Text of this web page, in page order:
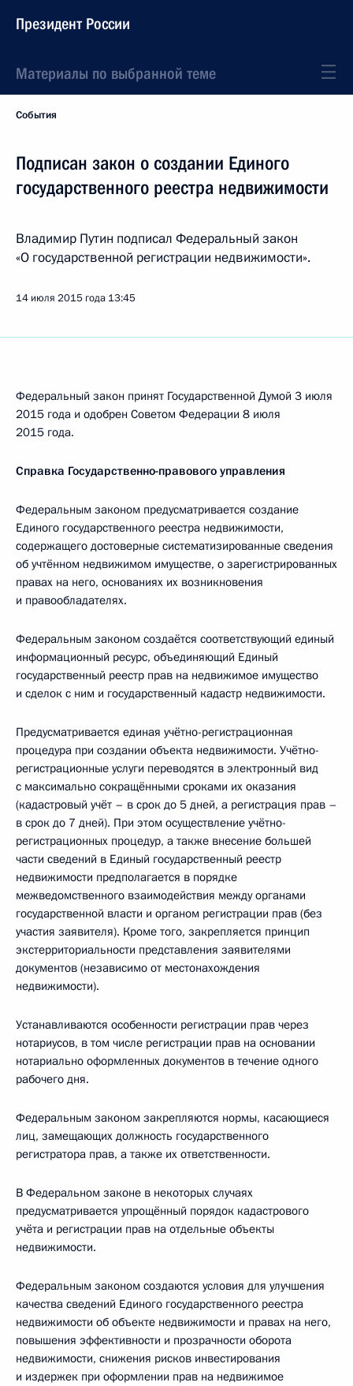
Президент России
Материалы по выбранной теме
События
Подписан закон о создании Единого
государственного реестра недвижимости
Владимир Путин подписал Федеральный закон
«О государственной регистрации недвижимости».
14 июля 2015 года 13:45
Федеральный закон принят Государственной Думой 3 июля
2015 года и одобрен Советом Федерации 8 июля
2015 года.
Справка Государственно-правового управления
Федеральным законом предусматривается создание
Единого государственного реестра недвижимости,
содержащего достоверные систематизированные сведения
об учтённом недвижимом имуществе, о зарегистрированных
правах на него, основаниях их возникновения
и правообладателях.
Федеральным законом создаётся соответствующий единый
информационный ресурс, объединяющий Единый
государственный реестр прав на недвижимое имущество
и сделок с ним и государственный кадастр недвижимости.
Предусматривается единая учётно-регистрационная
процедура при создании объекта недвижимости. Учётно-
регистрационные услуги переводятся в электронный вид
с максимально сокращёнными сроками их оказания
(кадастровый учёт – в срок до 5 дней, а регистрация прав –
в срок до 7 дней). При этом осуществление учётно-
регистрационных процедур, а также внесение большей
части сведений в Единый государственный реестр
недвижимости предполагается в порядке
межведомственного взаимодействия между органами
государственной власти и органом регистрации прав (без
участия заявителя). Кроме того, закрепляется принцип
экстерриториальности представления заявителями
документов (независимо от местонахождения
недвижимости).
Устанавливаются особенности регистрации прав через
нотариусов, в том числе регистрации прав на основании
нотариально оформленных документов в течение одного
рабочего дня.
Федеральным законом закрепляются нормы, касающиеся
лиц, замещающих должность государственного
регистратора прав, а также их ответственности.
В Федеральном законе в некоторых случаях
предусматривается упрощённый порядок кадастрового
учёта и регистрации прав на отдельные объекты
недвижимости.
Федеральным законом создаются условия для улучшения
качества сведений Единого государственного реестра
недвижимости об объекте недвижимости и правах на него,
повышения эффективности и прозрачности оборота
недвижимости, снижения рисков инвестирования
и издержек при оформлении прав на недвижимое